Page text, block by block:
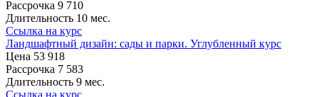
Рассрочка 9 710
Длительность 10 мес.
Ссылка на курс
Ландшафтный дизайн: сады и парки. Углубленный курс
Цена 53 918
Рассрочка 7 583
Длительность 9 мес.
Ссылка на курс